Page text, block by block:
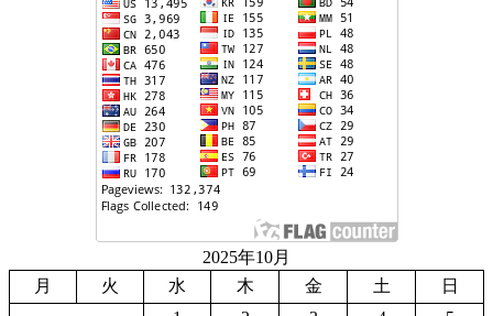
2025年10月
月
火 水 木 金 土
日